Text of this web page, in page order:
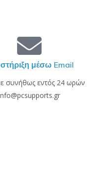
μέσω Email
συνήθως εντός 24 ωρών